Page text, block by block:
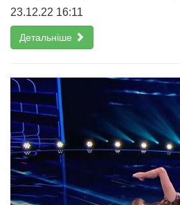
23.12.22 16:11
Детальніше